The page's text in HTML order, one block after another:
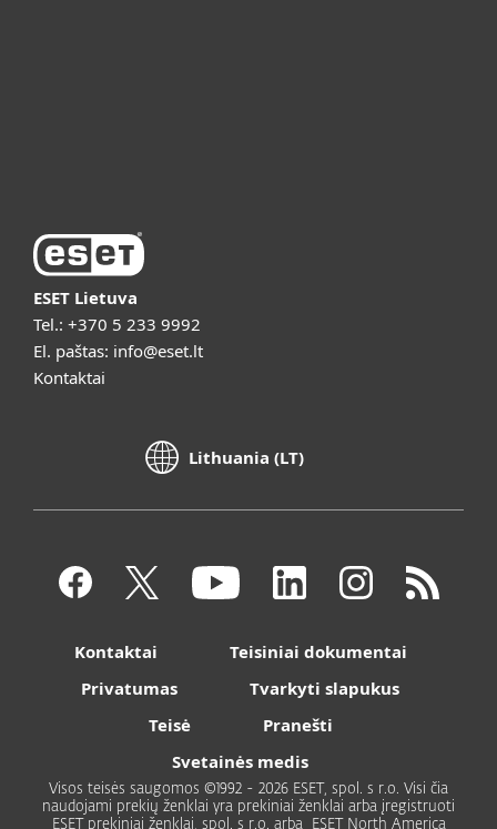
ESET Lietuva
Tel.: +370 5 233 9992
El. paštas: info@eset.lt
Kontaktai
Lithuania (LT)
Kontaktai
Teisiniai dokumentai
Privatumas
Tvarkyti slapukus
Teisė
Pranešti
Svetainės medis
Visos teisės saugomos ©1992 - 2026 ESET, spol. s r.o. Visi čia
naudojami prekių ženklai yra prekiniai ženklai arba įregistruoti
ESET prekiniai ženklai, spol. s r.o. arba ESET North America